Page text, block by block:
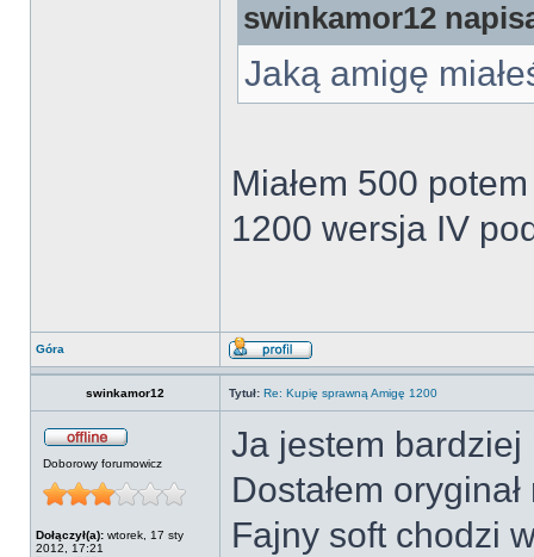
swinkamor12
Jaką amigę
Miałem 500
1200 wersja IV
Góra
swinkamor12 Tytuł: Re: Kupię sprawną Amigę 1200
Doborowy forumowicz
Dołączył(a): wtorek, 17 sty
2012, 17:21
Ja jestem
Dostałem
Fajny soft chodzi